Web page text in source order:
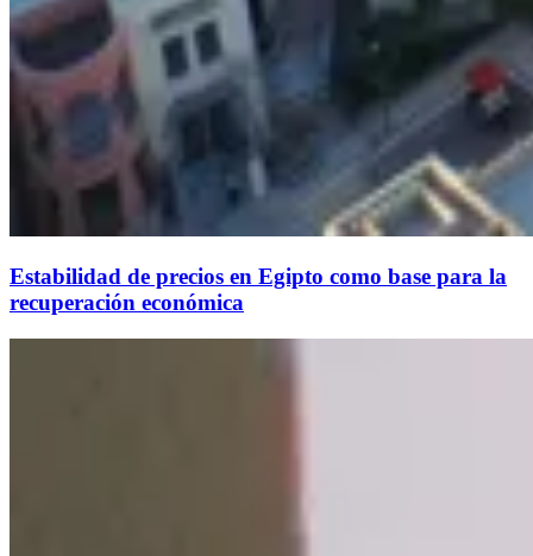
Estabilidad de precios en Egipto como base para la
recuperación económica